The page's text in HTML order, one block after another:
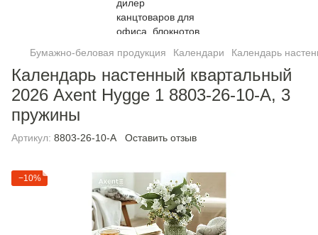
Бумажно-беловая продукция Календари Календарь
Календарь настенный квартальный
2026 Axent Hygge 1 8803-26-10-A, 3
пружины
Артикул: 8803-26-10-A Оставить отзыв
−10%